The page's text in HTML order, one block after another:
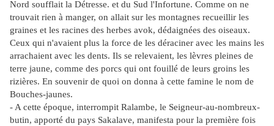
Nord soufflait la Détresse. et du Sud l'Infortune. Comme on ne
trouvait rien à manger, on allait sur les montagnes recueillir les
graines et les racines des herbes avok, dédaignées des oiseaux.
Ceux qui n'avaient plus la force de les déraciner avec les mains les
arrachaient avec les dents. Ils se relevaient, les lèvres pleines de
terre jaune, comme des porcs qui ont fouillé de leurs groins les
rizières. En souvenir de quoi on donna à cette famine le nom de
Bouches-jaunes.
- A cette époque, interrompit Ralambe, le Seigneur-au-nombreux-
butin, apporté du pays Sakalave, manifesta pour la première fois